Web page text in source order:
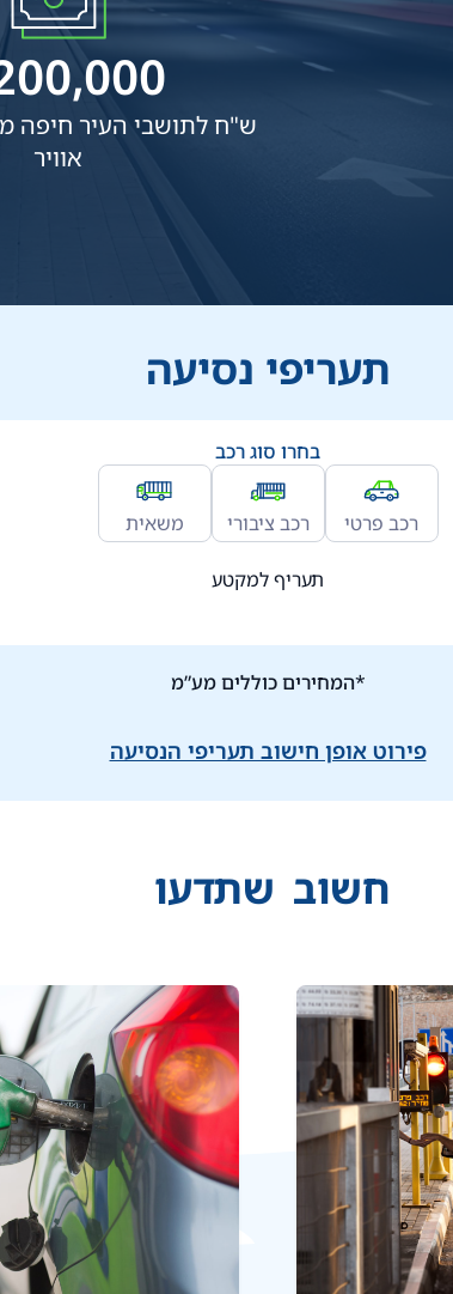
ש"ח לתושבי העיר חיפה
אוויר
תעריפי נסיעה
בחרו סוג רכב
רכב פרטי רכב ציבורי משאית
תעריף למקטע
*המחירים כוללים מע”מ
פירוט אופן חישוב תעריפי הנסיעה
חשוב שתדעו